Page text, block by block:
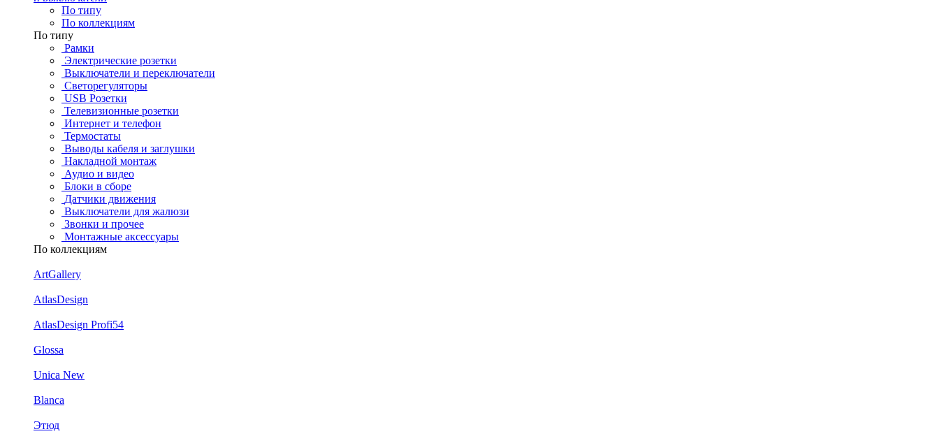
По типу
По коллекциям
По типу
Рамки
Электрические розетки
Выключатели и переключатели
Светорегуляторы
USB Розетки
Телевизионные розетки
Интернет и телефон
Термостаты
Выводы кабеля и заглушки
Накладной монтаж
Аудио и видео
Блоки в сборе
Датчики движения
Выключатели для жалюзи
Звонки и прочее
Монтажные аксессуары
По коллекциям
ArtGallery
AtlasDesign
AtlasDesign Profi54
Glossa
Unica New
Blanca
Этюд